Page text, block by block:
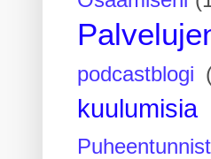
podcastblogi
kuulumisia